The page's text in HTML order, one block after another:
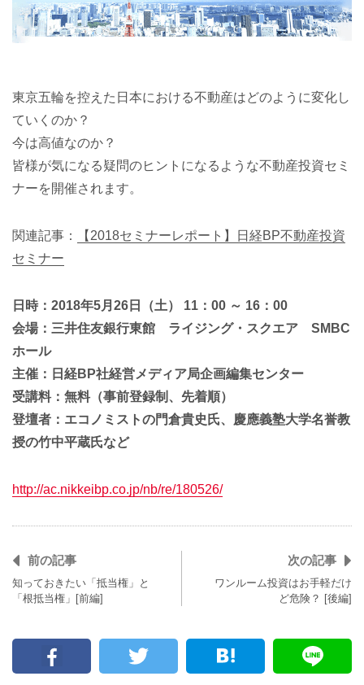
東京五輪を控えた日本における不動産はどのように変化し
ていくのか？
今は高値なのか？
皆様が気になる疑問のヒントになるような不動産投資セミ
ナーを開催されます。
関連記事：
【2018セミナーレポート】日経BP不動産投資
セミナー
日時：2018年5月26日（土） 11：00 ～ 16：00
会場：三井住友銀行東館 ライジング・スクエア SMBC
ホール
主催：日経BP社経営メディア局企画編集センター
受講料：無料（事前登録制、先着順）
登壇者：エコノミストの門倉貴史氏、慶應義塾大学名誉教
授の竹中平蔵氏など
http://ac.nikkeibp.co.jp/nb/re/180526/
前の記事
知っておきたい「抵当権」と
「根抵当権」[前編]
次の記事
ワンルーム投資はお手軽だけ
ど危険？ [後編]